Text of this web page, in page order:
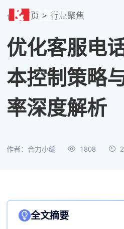
首页 > 行业聚焦
优化客服电
本控制策略
率深度解析
作者：合力小编 1808
全文摘要